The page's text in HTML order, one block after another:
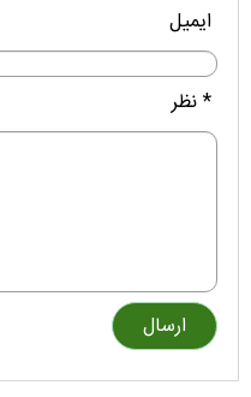
ایمیل
* نظر